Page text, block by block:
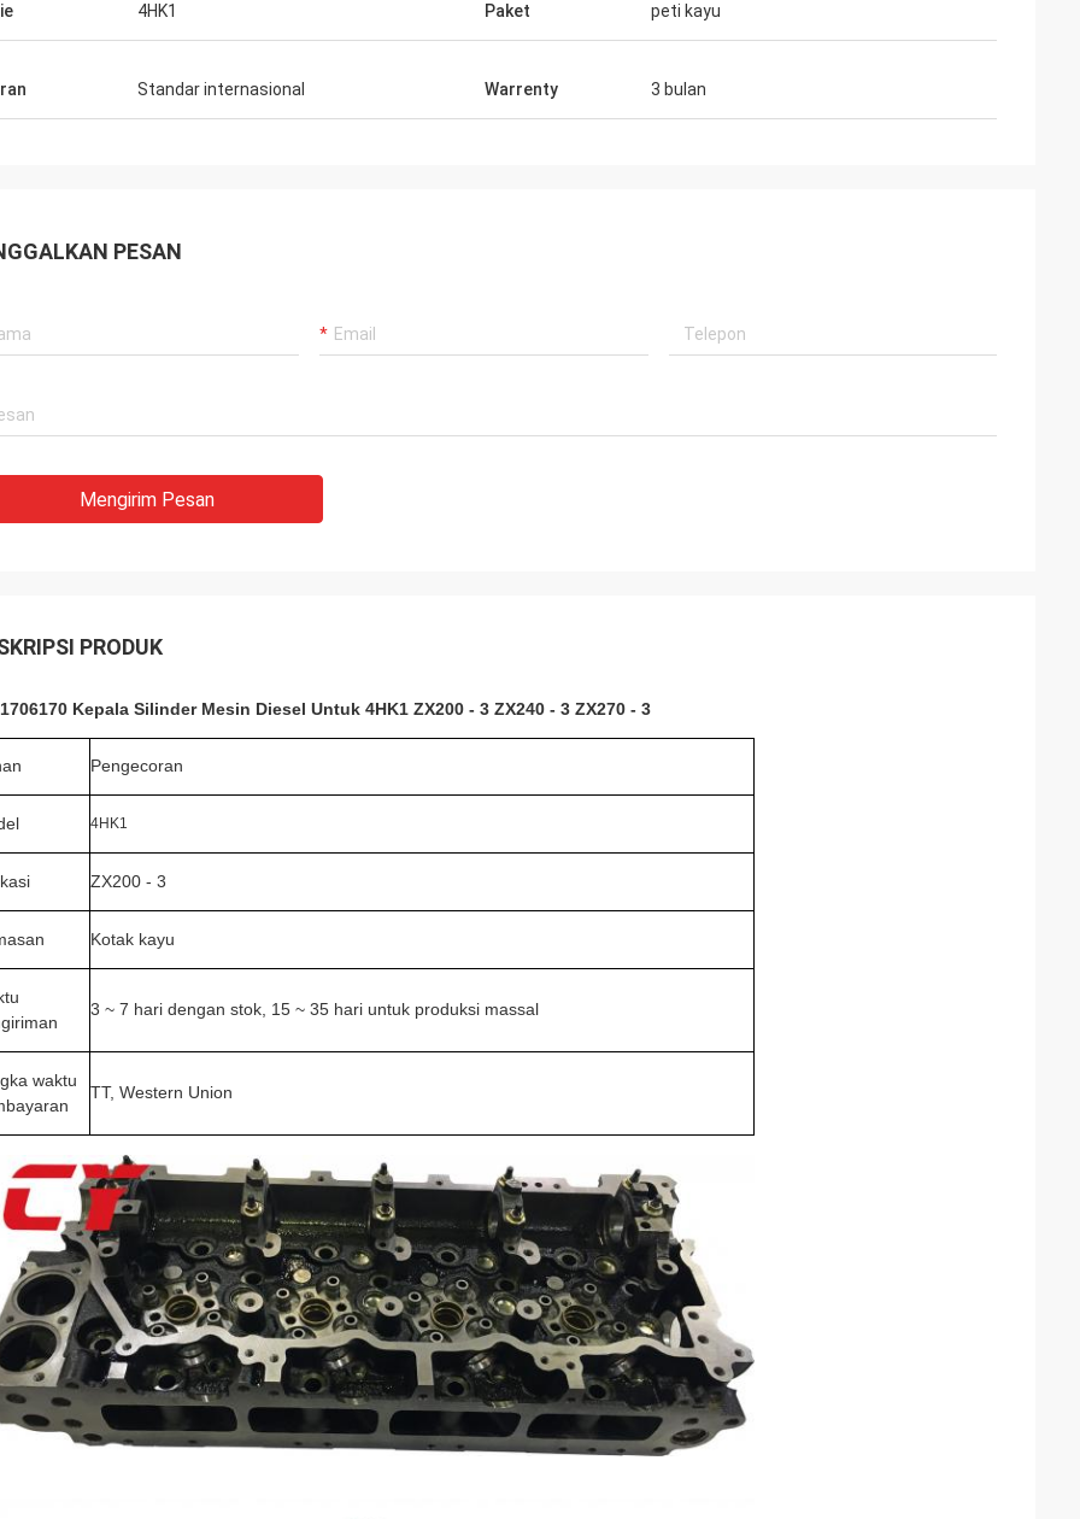
4HK1 Paket peti kayu
Standar internasional Warrenty 3 bulan
PESAN
Mengirim Pesan
PRODUK
Kepala Silinder Mesin Diesel Untuk 4HK1 ZX200 - 3 ZX240 - 3 ZX270 - 3
Pengecoran
4HK1
ZX200 - 3
Kotak kayu
3 ~ 7 hari dengan stok, 15 ~ 35 hari untuk produksi massal
waktu
TT, Western Union